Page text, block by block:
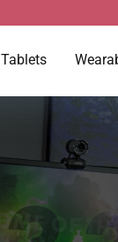
Tablets